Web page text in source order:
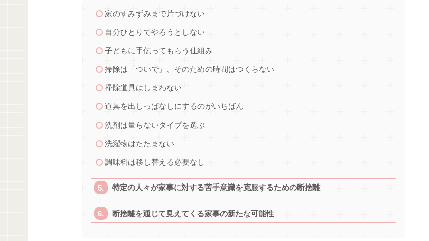
家のすみずみまで片づけない
自分ひとりでやろうとしない
子どもに手伝ってもらう仕組み
掃除は「ついで」、そのための時間はつくらない
掃除道具はしまわない
道具を出しっぱなしにするのがいちばん
洗剤は量らないタイプを選ぶ
洗濯物はたたまない
調味料は移し替える必要なし
特定の人々が家事に対する苦手意識を克服するための断捨離
断捨離を通じて見えてくる家事の新たな可能性